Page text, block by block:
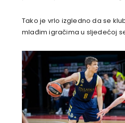
Tako je vrlo izgledno da se
mlađim igračima u sljedećoj